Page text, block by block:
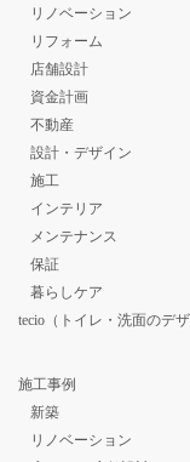
リノベーション
リフォーム
店舗設計
資金計画
不動産
設計・デザイン
施工
インテリア
メンテナンス
保証
暮らしケア
tecio（トイレ・洗面のデ
施工事例
新築
リノベーション